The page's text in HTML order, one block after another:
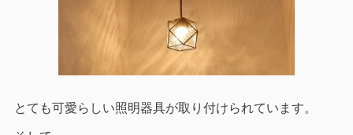
とても可愛らしい照明器具が取り付けられています。